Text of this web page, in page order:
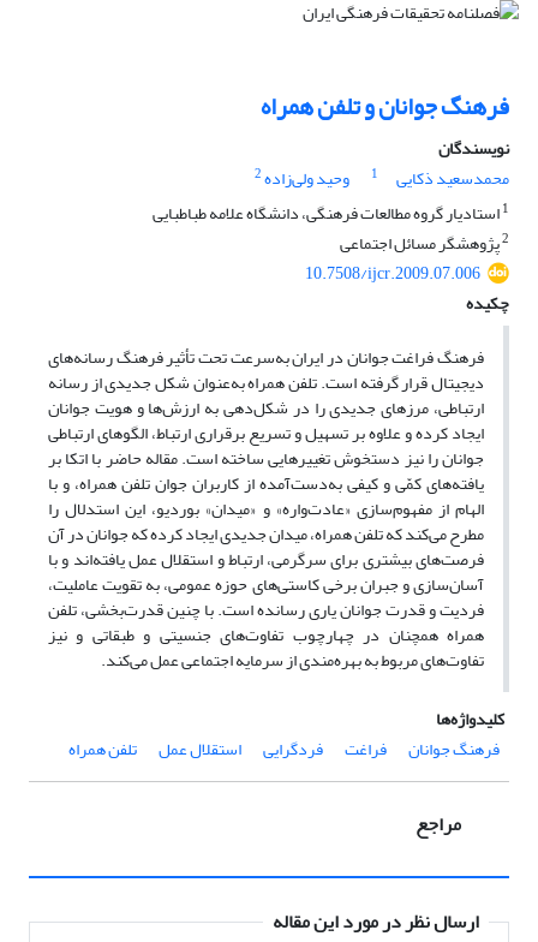
فرهنگ جوانان و تلفن همراه
نویسندگان
محمدسعید ذکایی
1 وحید ولی‌زاده2
1استادیار گروه مطالعات فرهنگی، دانشگاه علامه طباطبایی
2پژوهشگر مسائل اجتماعی
10.7508/ijcr.2009.07.006
چکیده
فرهنگ فراغت جوانان در ایران به‌سرعت تحت تأثیر فرهنگ رسانه‌های
دیجیتال قرار گرفته است. تلفن همراه به‌عنوان شکل جدیدی از رسانه
ارتباطی، مرزهای جدیدی را در شکل‌دهی به ارزش‌ها و هویت جوانان
ایجاد کرده و علاوه بر تسهیل و تسریع برقراری ارتباط، الگوهای ارتباطی
جوانان را نیز دستخوش تغییرهایی ساخته است. مقاله حاضر با اتکا بر
یافته‌های کمّی و کیفی به‌دست‌آمده از کاربران جوان تلفن همراه، و با
الهام از مفهوم‌سازی «عادت‌واره» و «میدان» بوردیو، این استدلال را
مطرح می‌کند که تلفن همراه، میدان جدیدی ایجاد کرده‌ که جوانان در آن
فرصت‌های بیشتری برای سرگرمی، ارتباط و استقلال عمل یافته‌اند و با
آسان‌سازی و جبران برخی کاستی‌های حوزه عمومی، به تقویت عاملیت،
فردیت و قدرت جوانان یاری رسانده است. با چنین قدرت‌بخشی، تلفن
همراه همچنان در چهارچوب تفاوت‌های جنسیتی و طبقاتی و نیز
تفاوت‌های مربوط به بهره‌مندی از سرمایه اجتماعی عمل می‌کند.
کلیدواژه‌ها
فرهنگ جوانان
فراغت فردگرایی استقلال عمل تلفن همراه
مراجع
ارسال نظر در مورد این مقاله